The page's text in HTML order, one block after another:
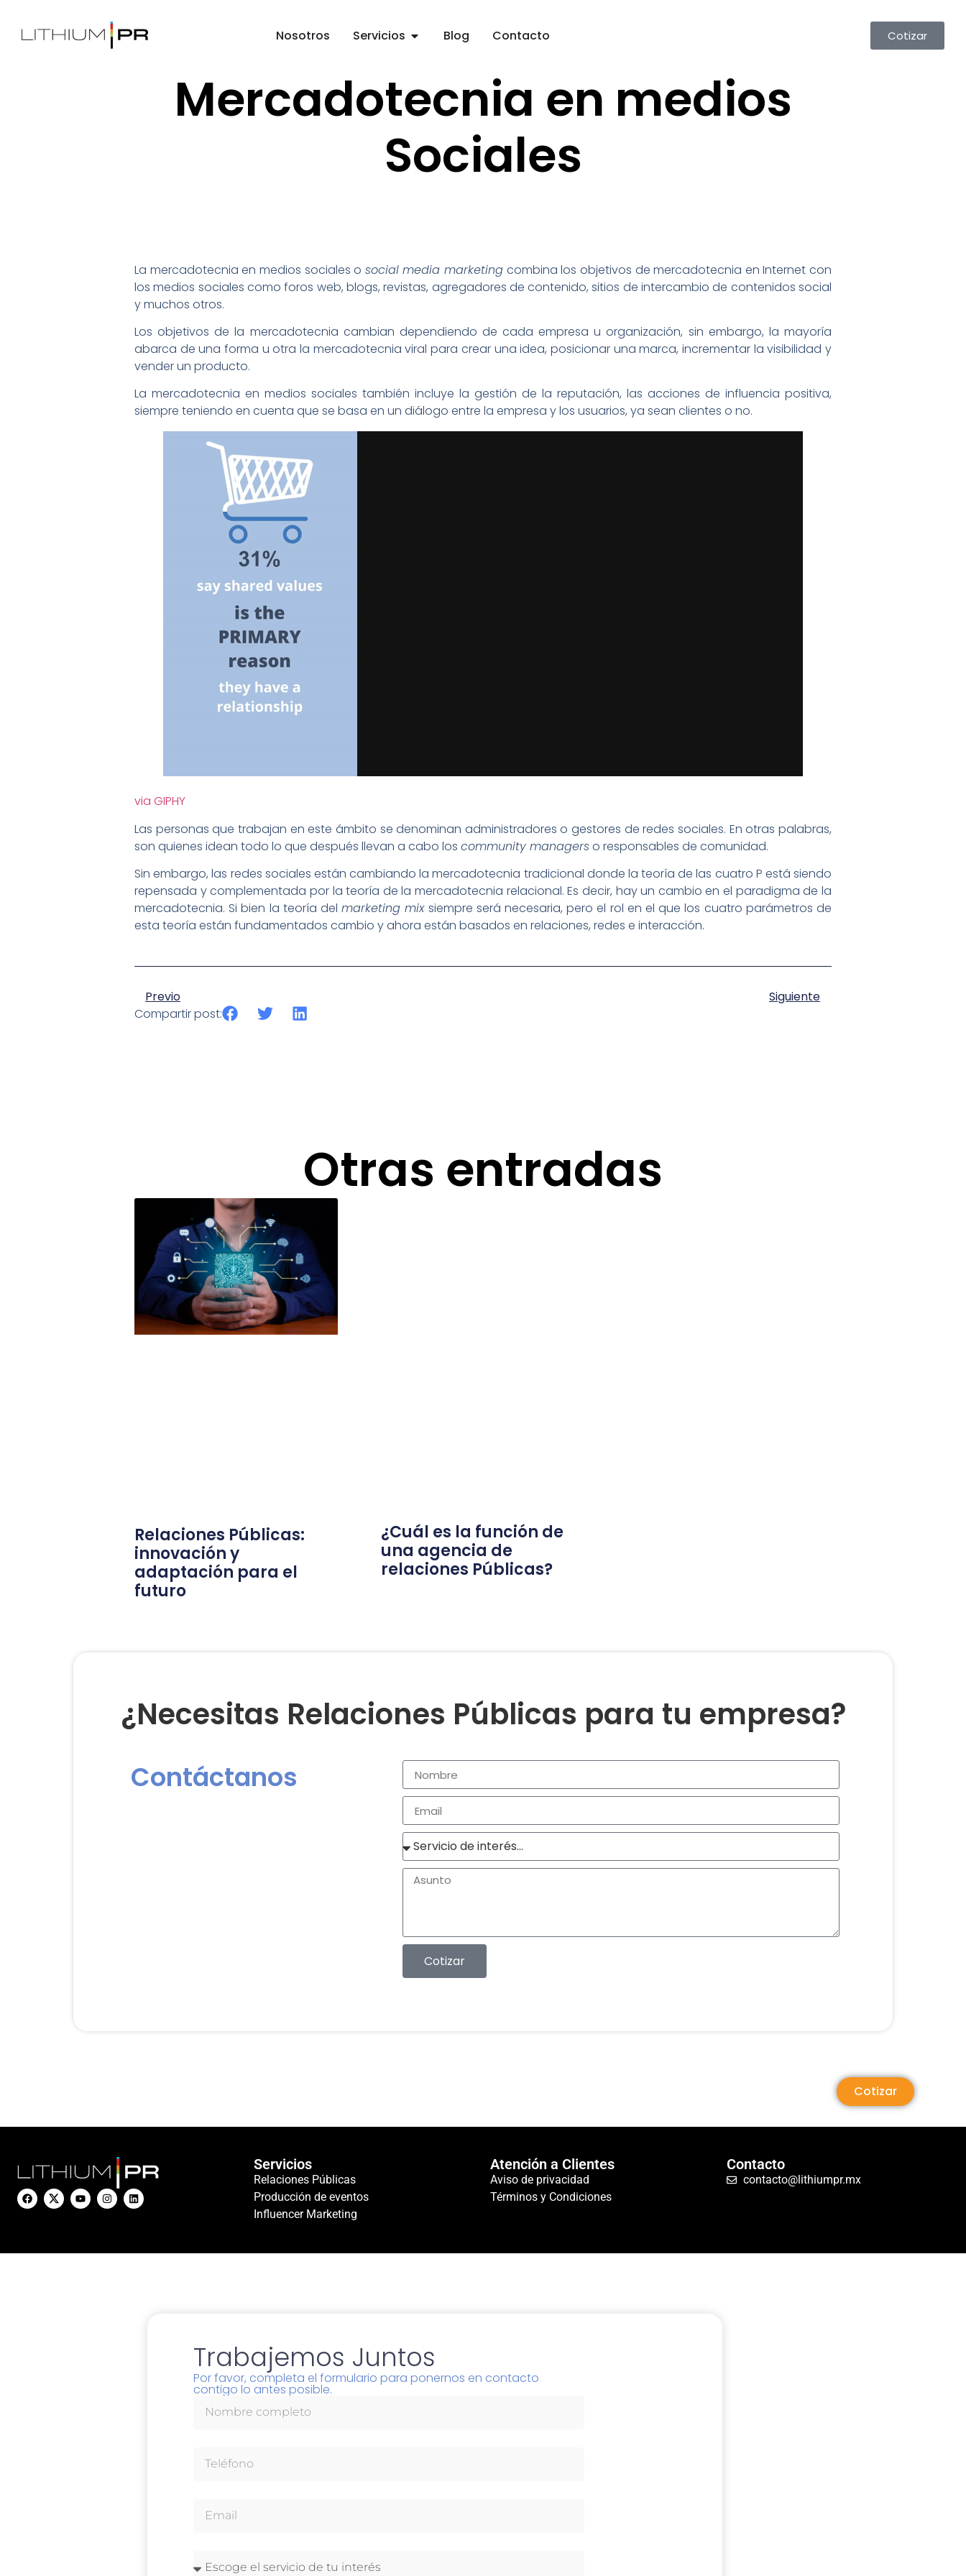
Nosotros Servicios Blog Contacto Cotizar
Mercadotecnia en medios
Sociales
La mercadotecnia en medios sociales o social media marketing combina los objetivos de mercadotecnia en Internet con
los medios sociales como foros web, blogs, revistas, agregadores de contenido, sitios de intercambio de contenidos social
y muchos otros.
Los objetivos de la mercadotecnia cambian dependiendo de cada empresa u organización, sin embargo, la mayoría
abarca de una forma u otra la mercadotecnia viral para crear una idea, posicionar una marca, incrementar la visibilidad y
vender un producto.
La mercadotecnia en medios sociales también incluye la gestión de la reputación, las acciones de influencia positiva,
siempre teniendo en cuenta que se basa en un diálogo entre la empresa y los usuarios, ya sean clientes o no.
via GIPHY
Las personas que trabajan en este ámbito se denominan administradores o gestores de redes sociales. En otras palabras,
son quienes idean todo lo que después llevan a cabo los community managerso responsables de comunidad.
Sin embargo, las redes sociales están cambiando la mercadotecnia tradicional donde la teoría de las cuatro P está siendo
repensada y complementada por la teoría de la mercadotecnia relacional. Es decir, hay un cambio en el paradigma de la
mercadotecnia. Si bien la teoría delmarketing mixsiempre será necesaria, pero el rol en el que los cuatro parámetros de
esta teoría están fundamentados cambio y ahora están basados en relaciones, redes e interacción.
Previo
Siguiente
Compartir post:
Otras entradas
Relaciones Públicas:
innovación y
adaptación para el
futuro
¿Cuál es la función de
una agencia de
relaciones Públicas?
¿Necesitas Relaciones Públicas para tu empresa?
Contáctanos
Cotizar
Cotizar
Servicios
Relaciones Públicas
Producción de eventos
Influencer Marketing
Atención a Clientes
Aviso de privacidad
Términos y Condiciones
Contacto
contacto@lithiumpr.mx
Trabajemos Juntos
Por favor, completa el formulario para ponernos en contacto
contigo lo antes posible.